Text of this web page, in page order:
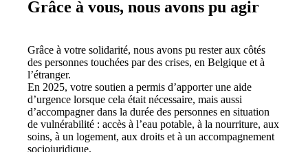
Grâce à vous, nous avons pu agir
Grâce à votre solidarité, nous avons pu rester aux côtés
des personnes touchées par des crises, en Belgique et à
l’étranger.
En 2025, votre soutien a permis d’apporter une aide
d’urgence lorsque cela était nécessaire, mais aussi
d’accompagner dans la durée des personnes en situation
de vulnérabilité : accès à l’eau potable, à la nourriture, aux
soins, à un logement, aux droits et à un accompagnement
sociojuridique.